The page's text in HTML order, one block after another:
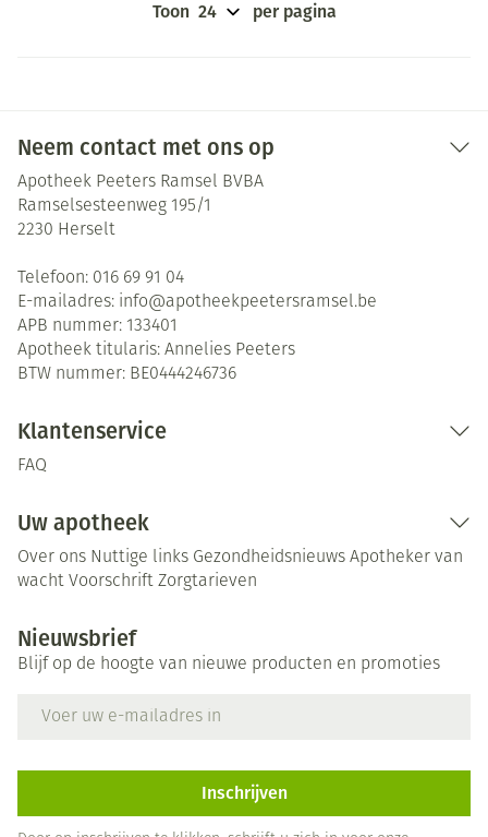
Toon per pagina
Neem contact met ons op
Apotheek Peeters Ramsel BVBA
Ramselsesteenweg 195/1
2230 Herselt
Telefoon: 016 69 91 04
E-mailadres: info@apotheekpeetersramsel.be
APB nummer: 133401
Apotheek titularis: Annelies Peeters
BTW nummer: BE0444246736
Klantenservice
FAQ
Uw apotheek
Over ons Nuttige links Gezondheidsnieuws Apotheker van
wacht Voorschrift Zorgtarieven
Nieuwsbrief
Blijf op de hoogte van nieuwe producten en promoties
Inschrijven